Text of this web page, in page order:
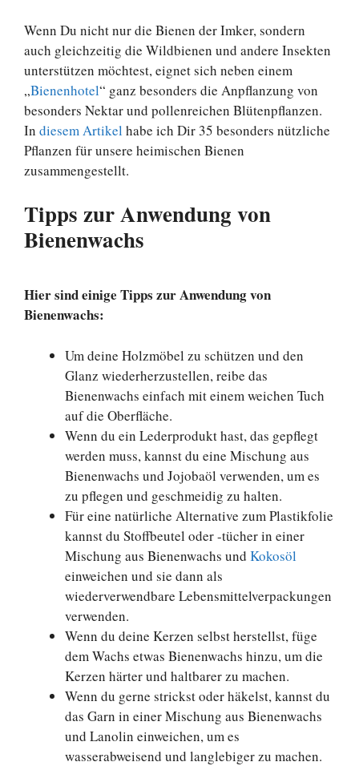
Wenn Du nicht nur die Bienen der Imker, sondern
auch gleichzeitig die Wildbienen und andere Insekten
unterstützen möchtest, eignet sich neben einem
„Bienenhotel“ ganz besonders die Anpflanzung von
besonders Nektar und pollenreichen Blütenpflanzen.
In diesem Artikel habe ich Dir 35 besonders nützliche
Pflanzen für unsere heimischen Bienen
zusammengestellt.
Tipps zur Anwendung von
Bienenwachs
Hier sind einige Tipps zur Anwendung von
Bienenwachs:
Um deine Holzmöbel zu schützen und den
Glanz wiederherzustellen, reibe das
Bienenwachs einfach mit einem weichen Tuch
auf die Oberfläche.
Wenn du ein Lederprodukt hast, das gepflegt
werden muss, kannst du eine Mischung aus
Bienenwachs und Jojobaöl verwenden, um es
zu pflegen und geschmeidig zu halten.
Für eine natürliche Alternative zum Plastikfolie
kannst du Stoffbeutel oder -tücher in einer
Mischung aus Bienenwachs und Kokosöl
einweichen und sie dann als
wiederverwendbare Lebensmittelverpackungen
verwenden.
Wenn du deine Kerzen selbst herstellst, füge
dem Wachs etwas Bienenwachs hinzu, um die
Kerzen härter und haltbarer zu machen.
Wenn du gerne strickst oder häkelst, kannst du
das Garn in einer Mischung aus Bienenwachs
und Lanolin einweichen, um es
wasserabweisend und langlebiger zu machen.